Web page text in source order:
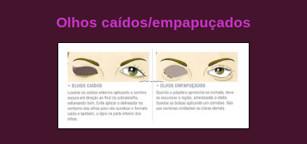
Olhos caídos/empapuçados